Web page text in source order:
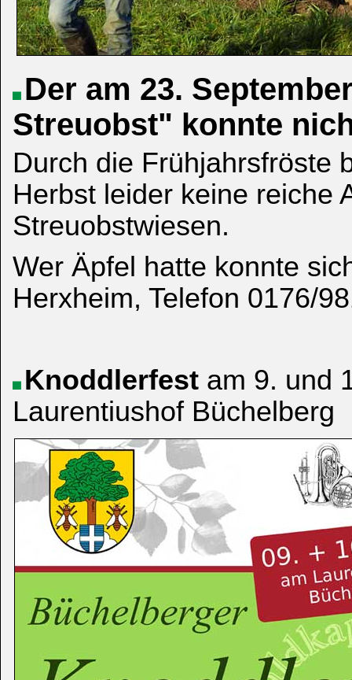
Der am 23.
Streuobst" konnte
Durch die Frühjahrsfröste
Herbst leider keine reiche
Streuobstwiesen.
Wer Äpfel hatte konnte
Herxheim, Telefon 0176/
Knoddlerfest am 9. und
Laurentiushof Büchelberg